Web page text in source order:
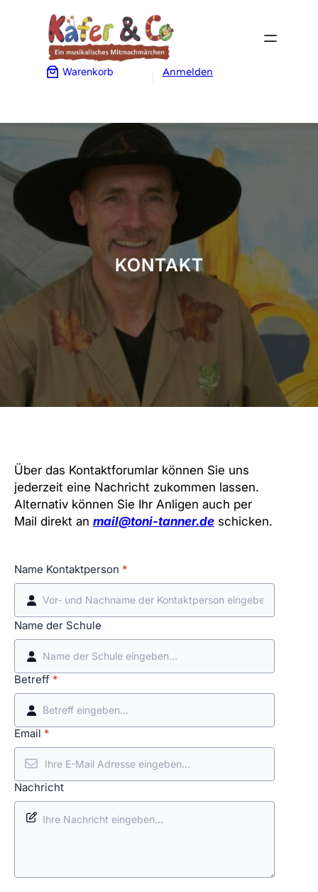
Warenkorb Anmelden
KONTAKT
Über das Kontaktforumlar können Sie uns
jederzeit eine Nachricht zukommen lassen.
Alternativ können Sie Ihr Anligen auch per
Mail direkt an mail@toni-tanner.de schicken.
Name Kontaktperson *
Name der Schule
Betreff *
Email *
Nachricht